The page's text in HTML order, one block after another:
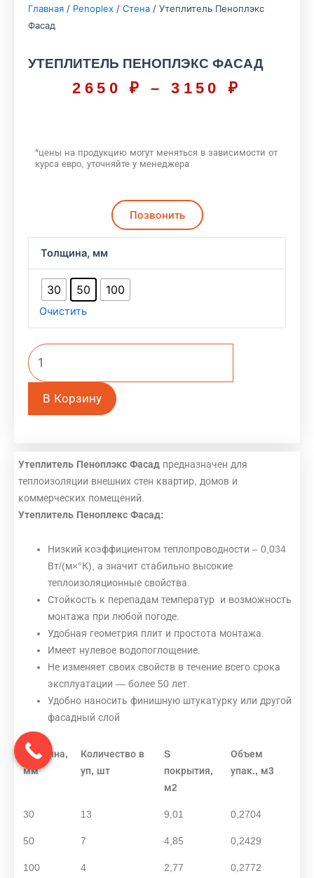
Главная / Penoplex / Стена / Утеплитель Пеноплэкс
Фасад
УТЕПЛИТЕЛЬ ПЕНОПЛЭКС ФАСАД
2650 ₽ – 3150 ₽
–
*цены на продукцию могут меняться в зависимости от
курса евро, уточняйте у менеджера
Позвонить
Толщина, мм
30 50 100
Очистить
Утеплитель
Пеноплэкс
Фасад
В Корзину
Утеплитель Пеноплэкс Фасад предназначен для
теплоизоляции внешних стен квартир, домов и
коммерческих помещений.
Утеплитель Пеноплекс Фасад:
Низкий коэффициентом теплопроводности – 0,034
Вт/(м×°К), а значит стабильно высокие
теплоизоляционные свойства.
Стойкость к перепадам температур и возможность
монтажа при любой погоде.
Удобная геометрия плит и простота монтажа.
Имеет нулевое водопоглощение.
Не изменяет своих свойств в течение всего срока
эксплуатации — более 50 лет.
Удобно наносить финишную штукатурку или другой
фасадный слой
Толщина,
мм
Количество в
уп, шт
S
покрытия,
м2
Объем
упак., м3
30 13 9,01 0,2704
50 7 4,85 0,2429
100 4 2,77 0,2772